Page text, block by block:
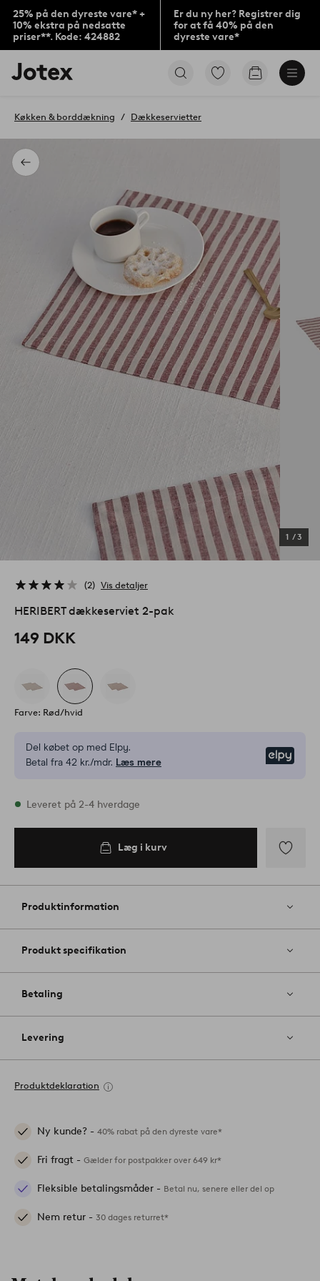
25% på den dyreste vare* +
10% ekstra på nedsatte
priser**. Kode: 424882
Er du ny her? Registrer dig
for at få 40% på den
dyreste vare*
Jotex
logo
til
Gå
Gå
Tilbage
Køkken & borddækning Dækkeservietter
1 /3
2 Vis detaljer
HERIBERT dækkeserviet 2-pak
149 DKK
Farve: Rød/hvid
Del købet op med Elpy.
Betal fra 42 kr./mdr. Læs mere
På lager
Leveret på 2-4 hverdage
Læg i kurv
til
Produktinformation
Produkt specifikation
Betaling
Levering
Produktdeklaration
Ny kunde? - 40% rabat på den dyreste vare*
Fri fragt - Gælder for postpakker over 649 kr*
Fleksible betalingsmåder - Betal nu, senere eller del op
Nem retur - 30 dages returret*